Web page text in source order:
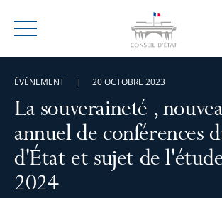
Menu
La souveraineté ,
annuel de conférences
d'État et sujet de
2024
ÉVÉNEMENT 20 OCTOBRE 2023